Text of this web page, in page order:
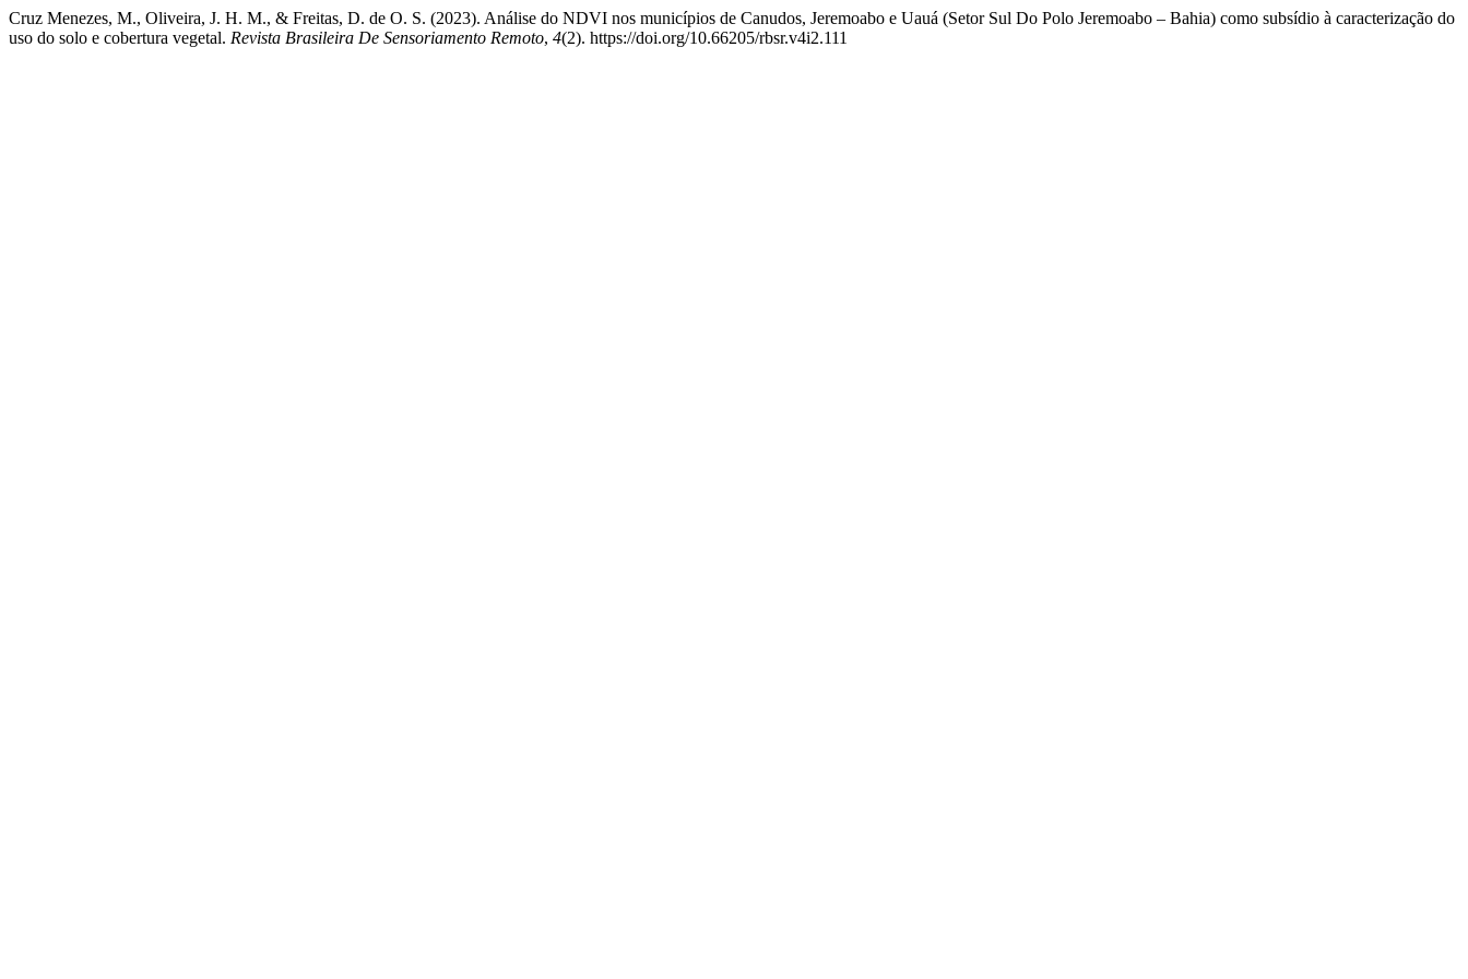
Cruz Menezes, M., Oliveira, J. H. M., & Freitas, D. de O. S. (2023). Análise do NDVI nos municípios de Canudos, Jeremoabo e Uauá (Setor Sul Do Polo Jeremoabo – Bahia) como subsídio à caracterização do
uso do solo e cobertura vegetal. Revista Brasileira De Sensoriamento Remoto, 4(2). https://doi.org/10.66205/rbsr.v4i2.111